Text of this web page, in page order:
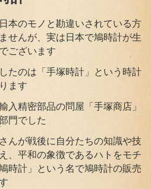
本のモノと勘違いされている方
せんが、実は日本で鳩時計が生
ございます
たのは「手塚時計」という時計
ます
入精密部品の問屋「手塚商店」
門でした
んが戦後に自分たちの知識や技
、平和の象徴であるハトをモチ
時計」という名で鳩時計の販売